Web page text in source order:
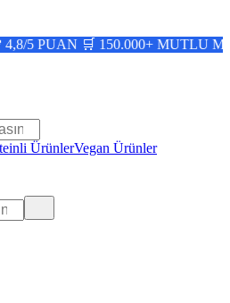
🛒 150.000+ MUTLU MÜŞTERİ
ÜrünlerVegan Ürünler